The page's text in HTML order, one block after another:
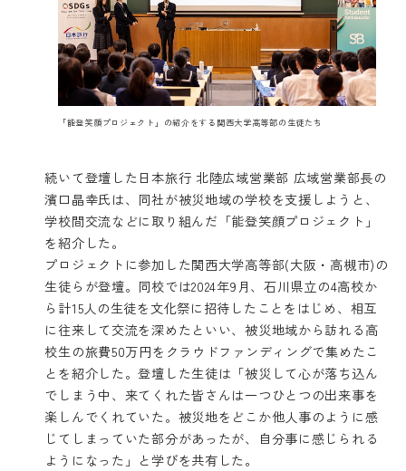
「能登笑顔プロジェクト」の紹介をする関西大学高等部の生徒たち
続いて登壇した日本旅行 北陸広域営業部 広域営業部長の
濱口晶幸氏は、同社が被災地域の学校を支援しようと、
学校間交流などに取り組んだ「能登笑顔プロジェクト」
を紹介した。
プロジェクトに参加した関西大学高等部(大阪・高槻市)の
生徒らが登壇。同校では2024年9月、石川県立の4高校か
ら計15人の生徒を文化祭に招待したことをはじめ、相互
に往来して交流を深めたといい、被災地域から訪れる高
校生の旅費50万円をクラウドファンディングで集めたこ
とを紹介した。登壇した生徒は「被災して心が落ち込ん
でしまう中、来てくれた皆さんは一つひとつの出来事を
楽しんでくれていた。被災地をどこか他人事のように感
じてしまっていた部分があったが、自分事に感じられる
ようになった」と学びを共有した。